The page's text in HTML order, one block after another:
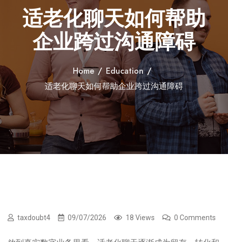
适老化聊天如何帮助
企业跨过沟通障碍
Home / Education /
适老化聊天如何帮助企业跨过沟通障碍
taxdoubt4 09/07/2026 18 Views 0 Comments